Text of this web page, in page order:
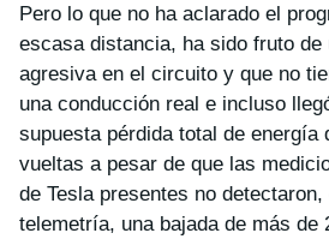
Pero lo que no ha aclarado el
escasa distancia, ha sido fruto de
agresiva en el circuito y que no
una conducción real e incluso
supuesta pérdida total de energía
vueltas a pesar de que las
de Tesla presentes no
telemetría, una bajada de más de